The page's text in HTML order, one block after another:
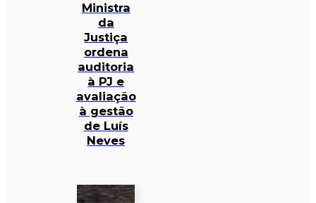
Ministra
da
Justiça
ordena
auditoria
à PJ e
avaliação
à gestão
de Luís
Neves